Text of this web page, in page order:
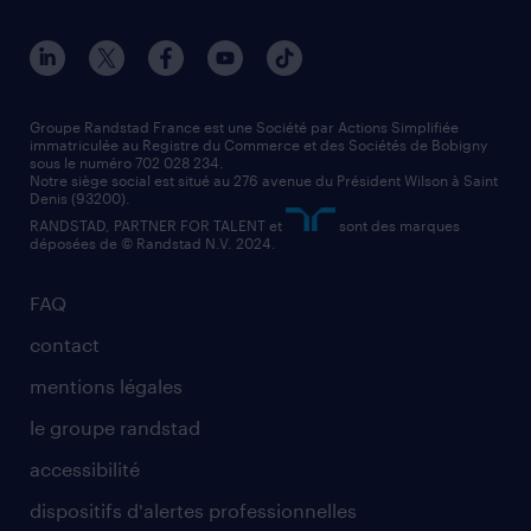
manutentionnaire
assistant administratif
comptable
contact entreprise
faq intérim / recrutement
nos agences par ville
nos agences par région
nos cabinets de recrutement
FAQ
contact
mentions légales
le groupe randstad
accessibilité
dispositifs d'alertes professionnelles
Groupe Randstad France est une Société par Actions Simplifiée
immatriculée au Registre du Commerce et des Sociétés de Bobigny
sous le numéro 702 028 234.
Notre siège social est situé au 276 avenue du Président Wilson à Saint
Denis (93200).
RANDSTAD, PARTNER FOR TALENT et
sont des marques
déposées de © Randstad N.V. 2024.